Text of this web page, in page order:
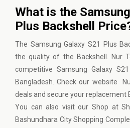
What is the
Plus Backshell
The Samsung Galaxy S21 Plus
the quality of the Backshell. Nur
competitive Samsung Galaxy
Bangladesh. Check our website
deals and secure your replacement
You can also visit our Shop at
Bashundhara City Shopping